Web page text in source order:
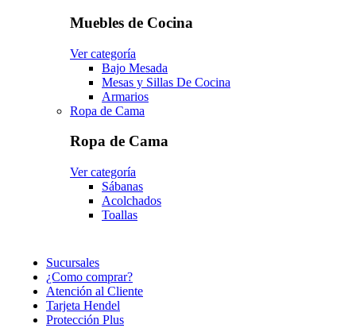
Muebles de Cocina
Ver categoría
Bajo Mesada
Mesas y Sillas De Cocina
Armarios
Ropa de Cama
Ropa de Cama
Ver categoría
Sábanas
Acolchados
Toallas
Sucursales
¿Como comprar?
Atención al Cliente
Tarjeta Hendel
Protección Plus